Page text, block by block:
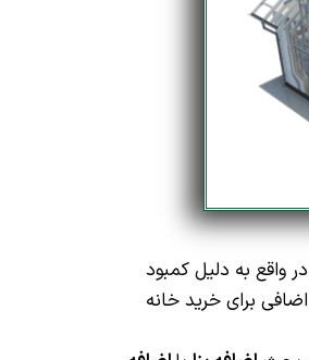
به دلیل کمبود
برای خرید خانه